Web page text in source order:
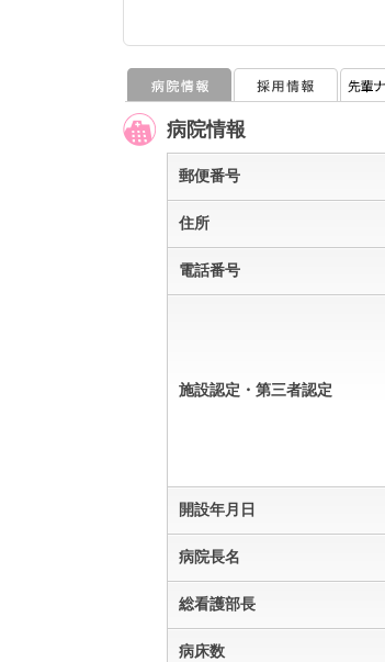
病院情報
郵便番号
住所
電話番号
施設認定・第三者認定
開設年月日
病院長名
総看護部長
病床数